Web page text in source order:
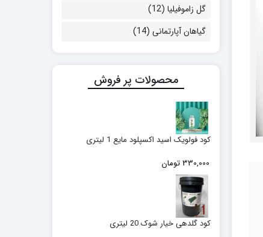
گل زاموفیلیا (12)
گیاهان آپارتمانی (14)
محصولات پر فروش
کود فولویک اسید اکسپلود مایع 1 لیتری
330,000 تومان
کود گلدهی خیار شوک 20 لیتری